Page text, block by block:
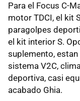
Para el Focus C-
motor TDCI, el kit
paragolpes
el kit interior S.
suplemento, estan
sistema V2C,
deportiva, casi
acabado Ghia.